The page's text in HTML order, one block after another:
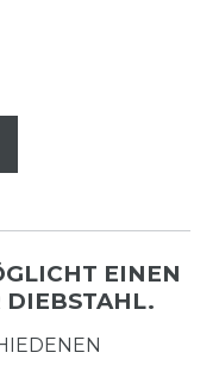
EINEN
DIEBSTAHL.